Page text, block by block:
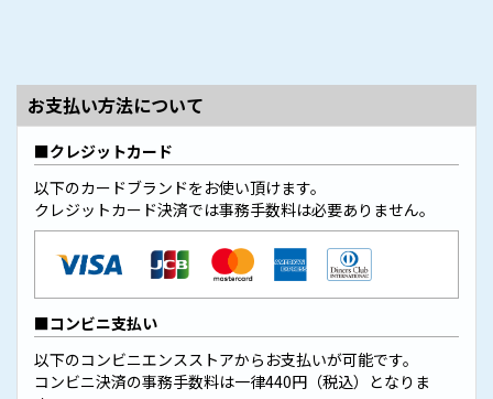
お支払い方法について
クレジットカード
以下のカードブランドをお使い頂けます。
クレジットカード決済では事務手数料は必要ありません。
コンビニ支払い
以下のコンビニエンスストアからお支払いが可能です。
コンビニ決済の事務手数料は一律440円（税込）となりま